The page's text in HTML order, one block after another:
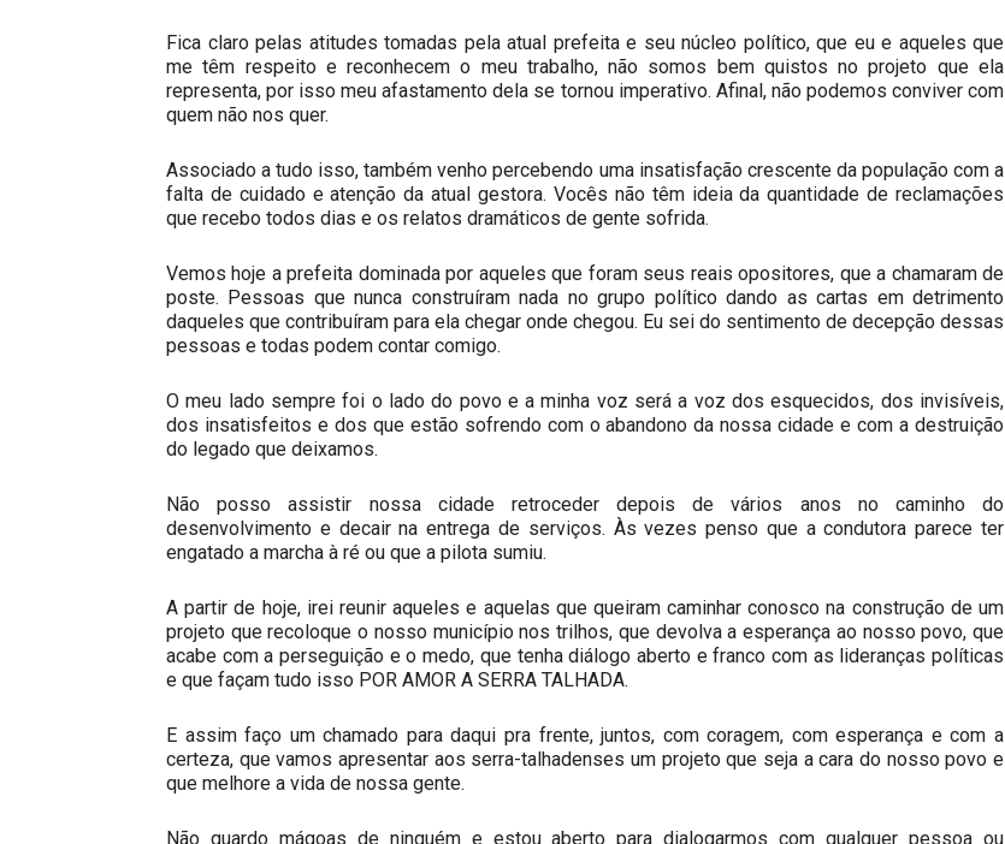
Fica claro pelas atitudes tomadas pela atual prefeita e seu núcleo político, que eu e aqueles que
me têm respeito e reconhecem o meu trabalho, não somos bem quistos no projeto que ela
representa, por isso meu afastamento dela se tornou imperativo. Afinal, não podemos conviver com
quem não nos quer.
Associado a tudo isso, também venho percebendo uma insatisfação crescente da população com a
falta de cuidado e atenção da atual gestora. Vocês não têm ideia da quantidade de reclamações
que recebo todos dias e os relatos dramáticos de gente sofrida.
Vemos hoje a prefeita dominada por aqueles que foram seus reais opositores, que a chamaram de
poste. Pessoas que nunca construíram nada no grupo político dando as cartas em detrimento
daqueles que contribuíram para ela chegar onde chegou. Eu sei do sentimento de decepção dessas
pessoas e todas podem contar comigo.
O meu lado sempre foi o lado do povo e a minha voz será a voz dos esquecidos, dos invisíveis,
dos insatisfeitos e dos que estão sofrendo com o abandono da nossa cidade e com a destruição
do legado que deixamos.
Não posso assistir nossa cidade retroceder depois de vários anos no caminho do
desenvolvimento e decair na entrega de serviços. Às vezes penso que a condutora parece ter
engatado a marcha à ré ou que a pilota sumiu.
A partir de hoje, irei reunir aqueles e aquelas que queiram caminhar conosco na construção de um
projeto que recoloque o nosso município nos trilhos, que devolva a esperança ao nosso povo, que
acabe com a perseguição e o medo, que tenha diálogo aberto e franco com as lideranças políticas
e que façam tudo isso POR AMOR A SERRA TALHADA.
E assim faço um chamado para daqui pra frente, juntos, com coragem, com esperança e com a
certeza, que vamos apresentar aos serra-talhadenses um projeto que seja a cara do nosso povo e
que melhore a vida de nossa gente.
Não guardo mágoas de ninguém e estou aberto para dialogarmos com qualquer pessoa ou